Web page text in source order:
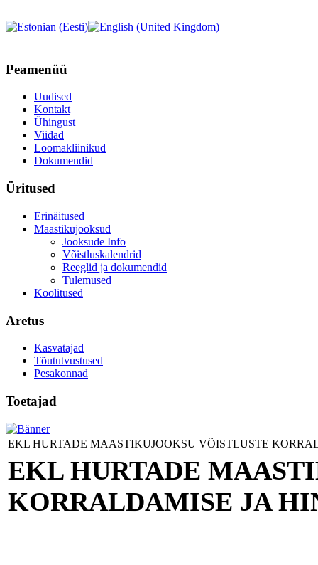
Peamenüü
Uudised
Kontakt
Ühingust
Viidad
Loomakliinikud
Dokumendid
Üritused
Erinäitused
Maastikujooksud
Jooksude Info
Võistluskalendrid
Reeglid ja dokumendid
Tulemused
Koolitused
Aretus
Kasvatajad
Tõututvustused
Pesakonnad
Toetajad
EKL HURTADE MAASTIKUJOOKSU VÕISTLUSTE
EKL HURTADE
KORRALDAMISE JA